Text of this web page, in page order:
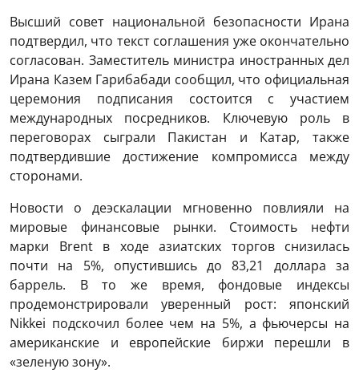
Высший совет национальной безопасности Ирана
подтвердил, что текст соглашения уже окончательно
согласован. Заместитель министра иностранных дел
Ирана Казем Гарибабади сообщил, что официальная
церемония подписания состоится с участием
международных посредников. Ключевую роль в
переговорах сыграли Пакистан и Катар, также
подтвердившие достижение компромисса между
сторонами.
Новости о деэскалации мгновенно повлияли на
мировые финансовые рынки. Стоимость нефти
марки Brent в ходе азиатских торгов снизилась
почти на 5%, опустившись до 83,21 доллара за
баррель. В то же время, фондовые индексы
продемонстрировали уверенный рост: японский
Nikkei подскочил более чем на 5%, а фьючерсы на
американские и европейские биржи перешли в
«зеленую зону».